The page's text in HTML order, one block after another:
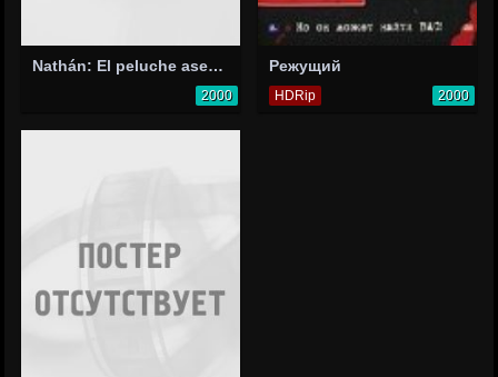
Nathán: El peluche asesino
2000
Режущий
HDRip 2000